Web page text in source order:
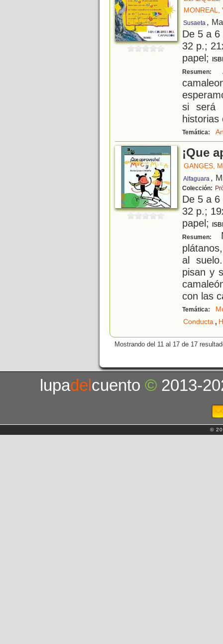
MONREAL,
Susaeta ,
De 5 a
32 p.;
papel;
Resumen:
si será
historias
Temática:
¡Que
GANGES,
Alfaguara ,
Colección:
De 5 a
32 p.;
papel;
Resumen:
al
pisan y
con las
Temática:
Conducta,
Mostrando del 11 al 17 de 17
lupadelcuento© 2013-
©